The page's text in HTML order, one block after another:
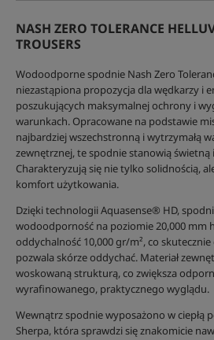
NASH ZERO TOLERANCE
TROUSERS
Wodoodporne spodnie Nash Zero
niezastąpiona propozycja dla wędkarzy i
poszukujących maksymalnej ochrony i
warunkach. Opracowane na podstawie
najbardziej wszechstronną i wytrzymałą
zewnętrznej, te spodnie stanowią świetną
Charakteryzują się nie tylko solidnością,
komfort użytkowania.
Dzięki technologii Aquasense® HD,
wodoodporność na poziomie 20,000 mm
oddychalność 10,000 gr/m², co
pozwala skórze oddychać. Materiał
woskowaną strukturą, co zwiększa
wyrafinowanego, praktycznego wyglądu.
Wewnątrz spodnie wyposażono w ciepłą
Sherpa, która sprawdzi się znakomicie